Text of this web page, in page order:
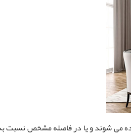
می شوند و یا در فاصله مشخص نسبت